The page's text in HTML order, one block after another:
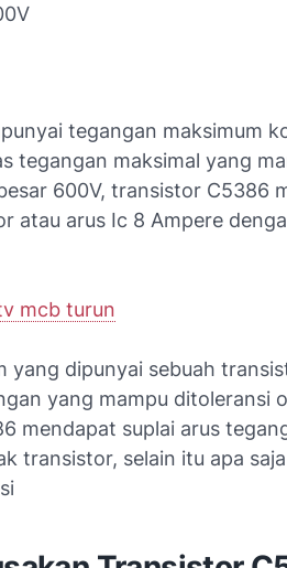
tegangan maksimum
tegangan maksimal yang
600V, transistor C5386
atau arus Ic 8 Ampere
mcb turun
yang dipunyai sebuah
yang mampu ditoleransi
mendapat suplai arus
transistor, selain itu apa